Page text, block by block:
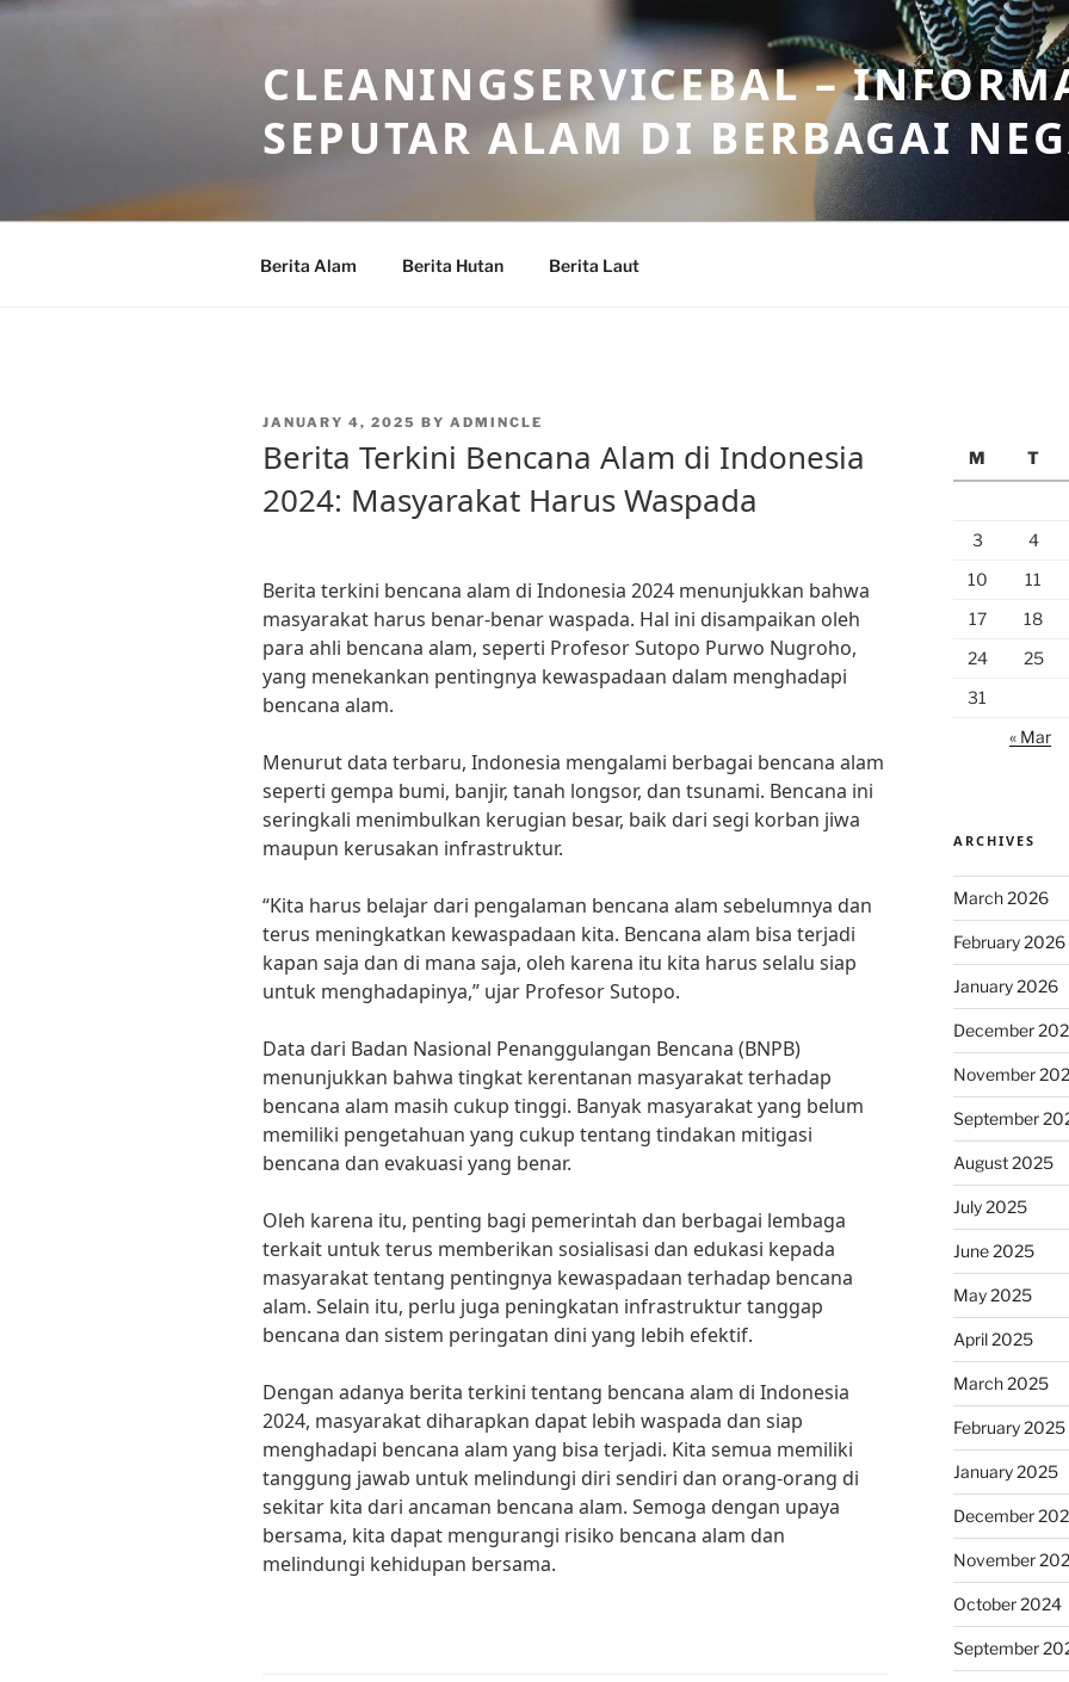
Skip
CLEANINGSERVICEBAL –
SEPUTAR ALAM DI BERBAGAI
Berita Alam Berita Hutan Berita Laut
POSTED
JANUARY 4, 2025 BY ADMINCLE
Berita Terkini Bencana Alam di Indonesia
2024: Masyarakat Harus Waspada
Berita terkini bencana alam di Indonesia 2024 menunjukkan bahwa
masyarakat harus benar-benar waspada. Hal ini disampaikan oleh
para ahli bencana alam, seperti Profesor Sutopo Purwo Nugroho,
yang menekankan pentingnya kewaspadaan dalam menghadapi
bencana alam.
Menurut data terbaru, Indonesia mengalami berbagai bencana alam
seperti gempa bumi, banjir, tanah longsor, dan tsunami. Bencana ini
seringkali menimbulkan kerugian besar, baik dari segi korban jiwa
maupun kerusakan infrastruktur.
“Kita harus belajar dari pengalaman bencana alam sebelumnya dan
terus meningkatkan kewaspadaan kita. Bencana alam bisa terjadi
kapan saja dan di mana saja, oleh karena itu kita harus selalu siap
untuk menghadapinya,” ujar Profesor Sutopo.
Data dari Badan Nasional Penanggulangan Bencana (BNPB)
menunjukkan bahwa tingkat kerentanan masyarakat terhadap
bencana alam masih cukup tinggi. Banyak masyarakat yang belum
memiliki pengetahuan yang cukup tentang tindakan mitigasi
bencana dan evakuasi yang benar.
Oleh karena itu, penting bagi pemerintah dan berbagai lembaga
terkait untuk terus memberikan sosialisasi dan edukasi kepada
masyarakat tentang pentingnya kewaspadaan terhadap bencana
alam. Selain itu, perlu juga peningkatan infrastruktur tanggap
bencana dan sistem peringatan dini yang lebih efektif.
Dengan adanya berita terkini tentang bencana alam di Indonesia
2024, masyarakat diharapkan dapat lebih waspada dan siap
menghadapi bencana alam yang bisa terjadi. Kita semua memiliki
tanggung jawab untuk melindungi diri sendiri dan orang-orang di
sekitar kita dari ancaman bencana alam. Semoga dengan upaya
bersama, kita dapat mengurangi risiko bencana alam dan
melindungi kehidupan bersama.
M
T
3
4
10
11
17
18
24
25
31
« Mar
ARCHIVES
March 2026
February 2026
January 2026
December
November
September
August 2025
July 2025
June 2025
May 2025
April 2025
March 2025
February 2025
January 2025
December
November
October 2024
September